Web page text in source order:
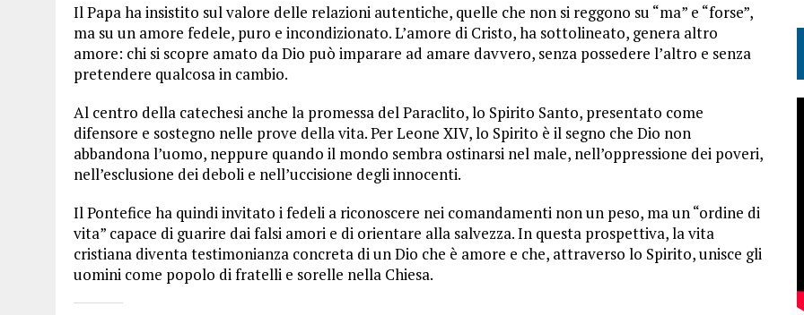
Il Papa ha insistito sul valore delle relazioni autentiche, quelle che non si reggono su “ma” e “forse”,
ma su un amore fedele, puro e incondizionato. L’amore di Cristo, ha sottolineato, genera altro
amore: chi si scopre amato da Dio può imparare ad amare davvero, senza possedere l’altro e senza
pretendere qualcosa in cambio.
Al centro della catechesi anche la promessa del Paraclito, lo Spirito Santo, presentato come
difensore e sostegno nelle prove della vita. Per Leone XIV, lo Spirito è il segno che Dio non
abbandona l’uomo, neppure quando il mondo sembra ostinarsi nel male, nell’oppressione dei poveri,
nell’esclusione dei deboli e nell’uccisione degli innocenti.
Il Pontefice ha quindi invitato i fedeli a riconoscere nei comandamenti non un peso, ma un “ordine di
vita” capace di guarire dai falsi amori e di orientare alla salvezza. In questa prospettiva, la vita
cristiana diventa testimonianza concreta di un Dio che è amore e che, attraverso lo Spirito, unisce gli
uomini come popolo di fratelli e sorelle nella Chiesa.